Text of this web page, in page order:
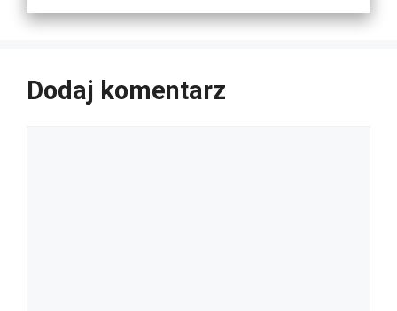
Dodaj komentarz